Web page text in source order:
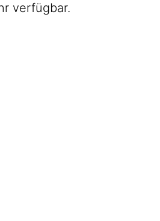
verfügbar.